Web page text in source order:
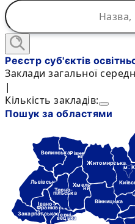
Реєстр суб'єктів
Заклади загальної
|
Кількість закладів:
Пошук за областями
Черні-
вецька
Івано-
Франківська
Хмель-
ницька
м.
Львівська
Рівне-
нська
Терно-
пільська
Вінницька
Волинська
Закарпатська
Житомирська